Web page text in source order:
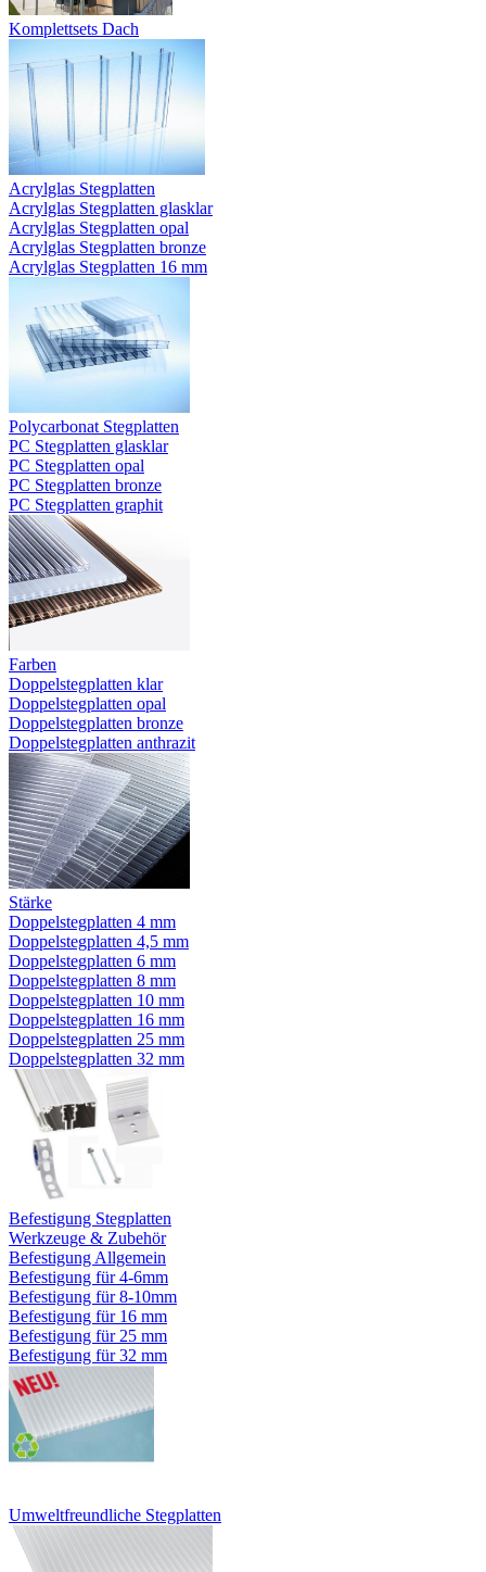
Komplettsets Dach
Acrylglas Stegplatten
Acrylglas Stegplatten glasklar
Acrylglas Stegplatten opal
Acrylglas Stegplatten bronze
Acrylglas Stegplatten 16 mm
Polycarbonat Stegplatten
PC Stegplatten glasklar
PC Stegplatten opal
PC Stegplatten bronze
PC Stegplatten graphit
Farben
Doppelstegplatten klar
Doppelstegplatten opal
Doppelstegplatten bronze
Doppelstegplatten anthrazit
Stärke
Doppelstegplatten 4 mm
Doppelstegplatten 4,5 mm
Doppelstegplatten 6 mm
Doppelstegplatten 8 mm
Doppelstegplatten 10 mm
Doppelstegplatten 16 mm
Doppelstegplatten 25 mm
Doppelstegplatten 32 mm
Befestigung Stegplatten
Werkzeuge & Zubehör
Befestigung Allgemein
Befestigung für 4-6mm
Befestigung für 8-10mm
Befestigung für 16 mm
Befestigung für 25 mm
Befestigung für 32 mm
Umweltfreundliche Stegplatten